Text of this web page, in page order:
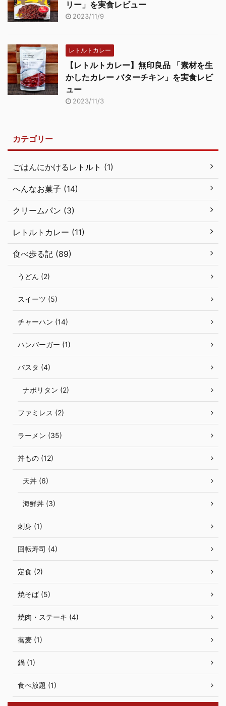
リー」を実食レビュー
2023/11/9
レトルトカレー
【レトルトカレー】無印良品 「素材を生
かしたカレー バターチキン」を実食レビ
ュー
2023/11/3
カテゴリー
ごはんにかけるレトルト (1)
へんなお菓子 (14)
クリームパン (3)
レトルトカレー (11)
食べ歩る記 (89)
うどん (2)
スイーツ (5)
チャーハン (14)
ハンバーガー (1)
パスタ (4)
ナポリタン (2)
ファミレス (2)
ラーメン (35)
丼もの (12)
天丼 (6)
海鮮丼 (3)
刺身 (1)
回転寿司 (4)
定食 (2)
焼そば (5)
焼肉・ステーキ (4)
蕎麦 (1)
鍋 (1)
食べ放題 (1)